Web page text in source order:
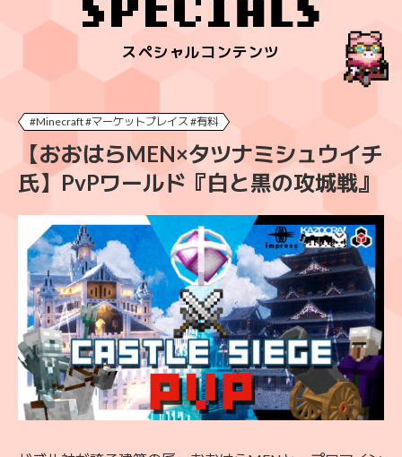
スペシャルコンテンツ
#Minecraft #マーケットプレイス #有料
【おおはらMEN×タツナミシュウイチ
氏】PvPワールド『白と黒の攻城戦』